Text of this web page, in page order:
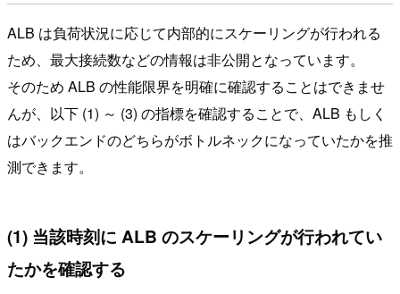
ALB は負荷状況に応じて内部的にスケーリングが行われる
ため、最大接続数などの情報は非公開となっています。
そのため ALB の性能限界を明確に確認することはできませ
んが、以下 (1) ～ (3) の指標を確認することで、ALB もしく
はバックエンドのどちらがボトルネックになっていたかを推
測できます。
(1) 当該時刻に ALB のスケーリングが行われてい
たかを確認する